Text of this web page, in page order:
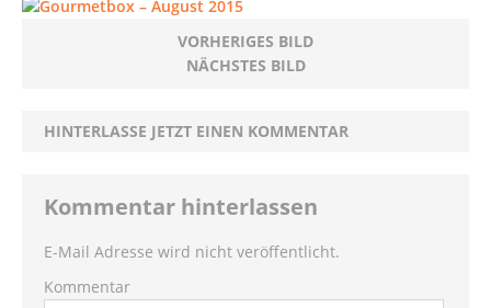
VORHERIGES BILD
NÄCHSTES BILD
HINTERLASSE JETZT EINEN KOMMENTAR
Kommentar hinterlassen
E-Mail Adresse wird nicht veröffentlicht.
Kommentar